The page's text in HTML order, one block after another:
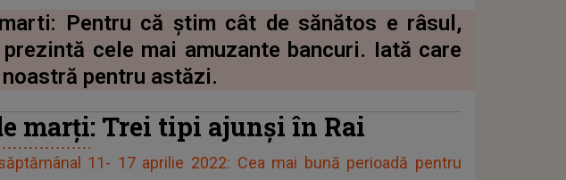
Pentru că știm cât de sănătos e râsul,
cele mai amuzante bancuri. Iată care
pentru astăzi.
marţi: Trei tipi ajunși în Rai
11- 17 aprilie 2022: Cea mai bună perioadă pentru